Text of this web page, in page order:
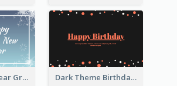
Simple New Year Greeting Card For 2021 Dark Theme Birthday Greeting Card